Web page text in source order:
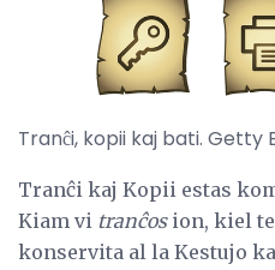
Tranĉi, kopii kaj bati. Getty
Tranĉi kaj Kopii estas
Kiam vi tranĉosion, kiel
konservita al la Kestujo